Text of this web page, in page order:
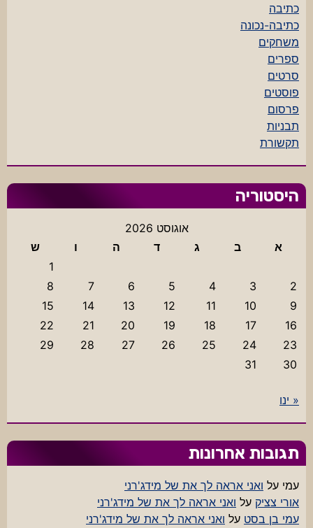
כתיבה
כתיבה-נכונה
משחקים
ספרים
סרטים
פוסטים
פרסום
תבניות
תקשורת
היסטוריה
אוגוסט 2026
א
ב ג ד ה ו
ש
1
2
3
4
5
6
7
8
9
10
11
12
13
14
15
16
17
18
19
20
21
22
23
24
25
26
27
28
29
30
31
« ינו
תגובות אחרונות
עמי על ואני אראה לך את של מידג'רני
אורי צציק על ואני אראה לך את של מידג'רני
עמי בן בסט על ואני אראה לך את של מידג'רני